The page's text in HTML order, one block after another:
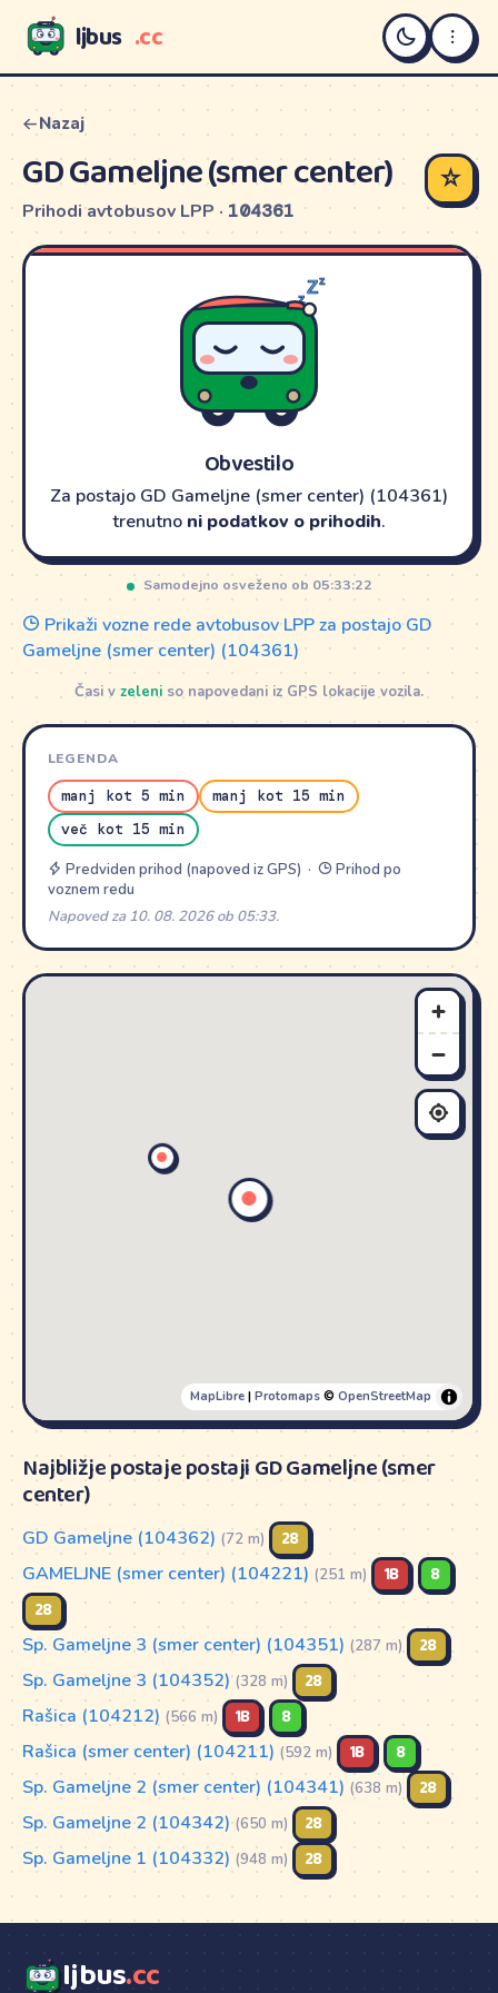
LJBUS ljbus .cc
Nazaj
GD Gameljne (smer center)
Prihodi avtobusov LPP · 104361
☆
Obvestilo
Za postajo GD Gameljne (smer center) (104361)
trenutno ni podatkov o prihodih.
Samodejno osveženo ob 05:33:22
Prikaži vozne rede avtobusov LPP za postajo GD
Gameljne (smer center) (104361)
Časi v zeleni so napovedani iz GPS lokacije vozila.
LEGENDA
manj kot 5 min
manj kot 15 min
več kot 15 min
Predviden prihod (napoved iz GPS) ·
Prihod po
voznem redu
Napoved za 10. 08. 2026 ob 05:33.
MapLibre| Protomaps© OpenStreetMap
Najbližje postaje postaji GD Gameljne (smer
center)
GD Gameljne (104362) (72 m) 28
GAMELJNE (smer center) (104221) (251 m) 1B
8
28
Sp. Gameljne 3 (smer center) (104351) (287 m) 28
Sp. Gameljne 3 (104352) (328 m) 28
Rašica (104212) (566 m) 1B 8
Rašica (smer center) (104211) (592 m) 1B 8
Sp. Gameljne 2 (smer center) (104341) (638 m) 28
Sp. Gameljne 2 (104342) (650 m) 28
Sp. Gameljne 1 (104332) (948 m) 28
ljbus.cc